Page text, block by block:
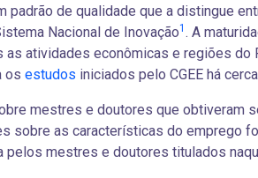
padrão de qualidade que a distingue
Nacional de Inovação1 . A
atividades econômicas e regiões do
os estudos iniciados pelo CGEE há
mestres e doutores que obtiveram
sobre as características do emprego
mestres e doutores titulados